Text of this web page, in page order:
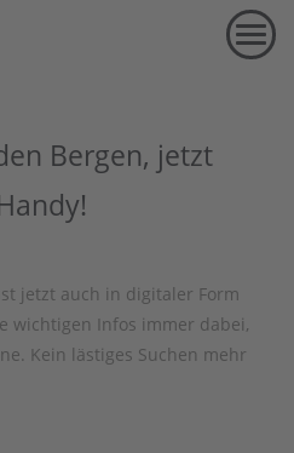
MENU
Bergen, jetzt
jetzt auch in digitaler Form
wichtigen Infos immer dabei,
Kein lästiges Suchen mehr